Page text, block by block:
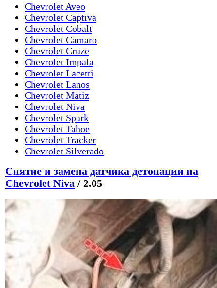
Chevrolet Aveo
Chevrolet Captiva
Chevrolet Cobalt
Chevrolet Camaro
Chevrolet Cruze
Chevrolet Impala
Chevrolet Lacetti
Chevrolet Lanos
Chevrolet Matiz
Chevrolet Niva
Chevrolet Spark
Chevrolet Tahoe
Chevrolet Tracker
Chevrolet Silverado
Снятие и замена датчика детонации на
Chevrolet Niva / 2.05